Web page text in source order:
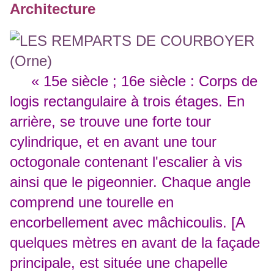
Architecture
« 15e siècle ; 16e siècle : Corps de
logis rectangulaire à trois étages. En
arrière, se trouve une forte tour
cylindrique, et en avant une tour
octogonale contenant l'escalier à vis
ainsi que le pigeonnier. Chaque angle
comprend une tourelle en
encorbellement avec mâchicoulis. [A
quelques mètres en avant de la façade
principale, est située une chapelle